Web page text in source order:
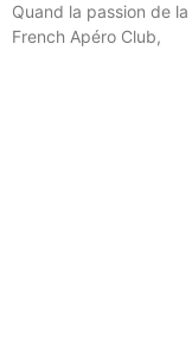
Quand la passion de
French Apéro Club,